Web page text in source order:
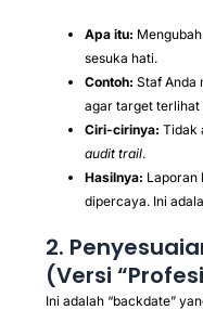
Apa itu:
sesuka hati.
Contoh: Staf Anda
agar target terlihat
Ciri-cirinya: Tidak
audit trail.
Hasilnya: Laporan
dipercaya. Ini
2.
(Versi
Ini adalah “backdate”